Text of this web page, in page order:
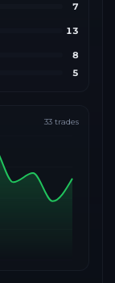
7
13
8
5
33 trades